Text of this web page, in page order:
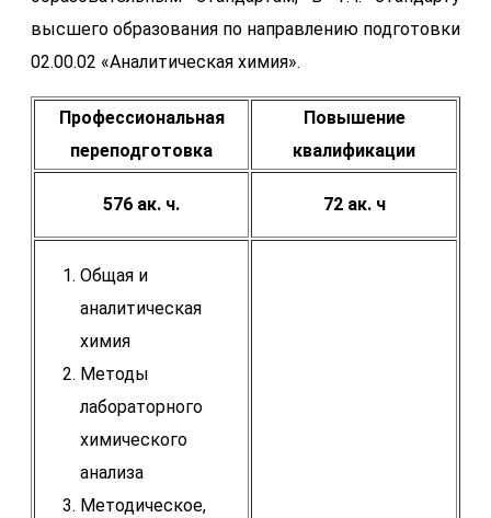
высшего образования по направлению подготовки
02.00.02 «Аналитическая химия».
Профессиональная
переподготовка
Повышение
квалификации
576 ак. ч. 72 ак. ч
Общая и
аналитическая
химия
Методы
лабораторного
химического
анализа
Методическое,